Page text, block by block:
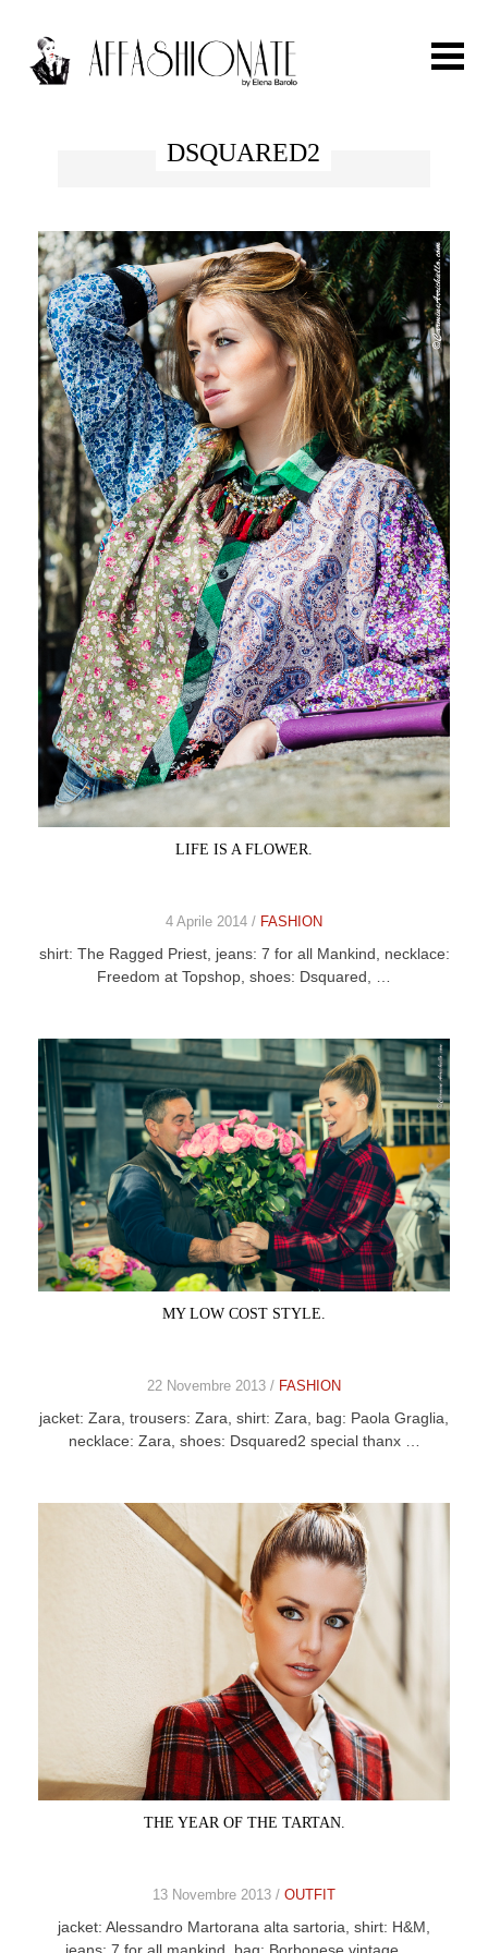
FASHION
OUTFIT
BEAUTY
TRAVEL
PARTIES
CELEB
VIDEO
PRESS
CONTACT
ABOUT
ARCHIVES
HOME
DSQUARED2
LIFE IS A FLOWER.
4 Aprile 2014 / FASHION
shirt: The Ragged Priest, jeans: 7 for all Mankind, necklace:
Freedom at Topshop, shoes: Dsquared, …
MY LOW COST STYLE.
22 Novembre 2013 / FASHION
jacket: Zara, trousers: Zara, shirt: Zara, bag: Paola Graglia,
necklace: Zara, shoes: Dsquared2 special thanx …
THE YEAR OF THE TARTAN.
13 Novembre 2013 / OUTFIT
jacket: Alessandro Martorana alta sartoria, shirt: H&M,